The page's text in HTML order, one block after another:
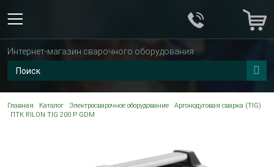
Интернет-магазин сварочного оборудования
Главная Каталог Электросварочное оборудование
Аргонодуговая сварка (TIG)
ПТК RILON TIG 200 P GDM